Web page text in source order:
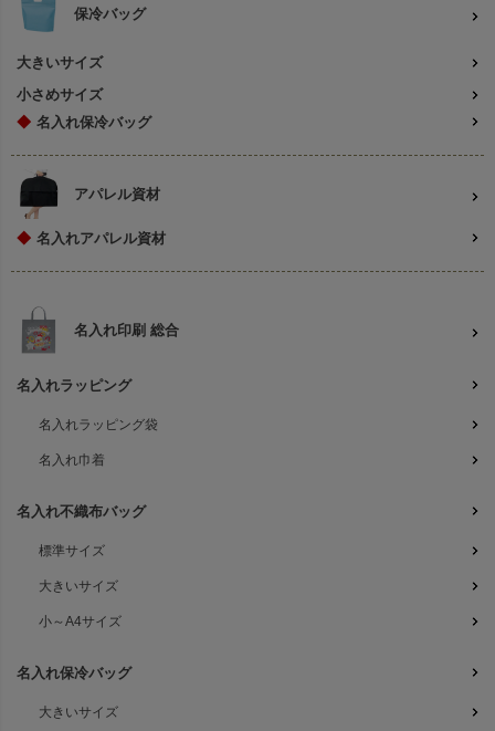
保冷バッグ
大きいサイズ
小さめサイズ
◆ 名入れ保冷バッグ
アパレル資材
◆ 名入れアパレル資材
名入れ印刷 総合
名入れラッピング
名入れラッピング袋
名入れ巾着
名入れ不織布バッグ
標準サイズ
大きいサイズ
小～A4サイズ
名入れ保冷バッグ
大きいサイズ